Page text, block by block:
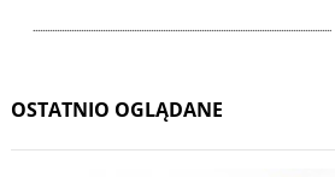
............................................................................................................................
OSTATNIO OGLĄDANE